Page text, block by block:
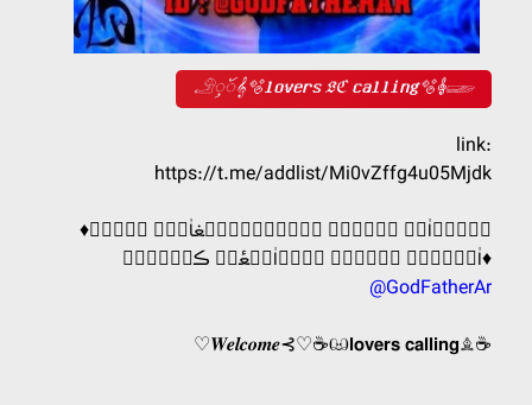
𓄂ꪴꪰ𝄞🫧𝐥𝐨𝐯𝐞𝐫𝐬 𝔏ℭ 𝐜𝐚𝐥𝐥𝐢𝐧𝐠🫧𝄞𓆃
link:
https://t.me/addlist/Mi0vZffg4u05Mjdk
♦️ب࣪ٙرؓاٰݺ࣮ دࣸرؓجۚ تٙ࣫ب࣪ٙلۙݺ࣮غاٰتٙ࣫ ب࣪ٙه࣬
اٰݺ࣮دࣸݺ࣮ زؗݺ࣮رؓ مۘرؓاٰجۚعٔه࣬ ڪنۨݺ࣮دࣸ♦️
@GodFatherAr
♡𝑾𝒆𝒍𝒄𝒐𝒎𝒆⊰♡☕ඏ𝗹𝗼𝘃𝗲𝗿𝘀 𝗰𝗮𝗹𝗹𝗶𝗻𝗴♗☕